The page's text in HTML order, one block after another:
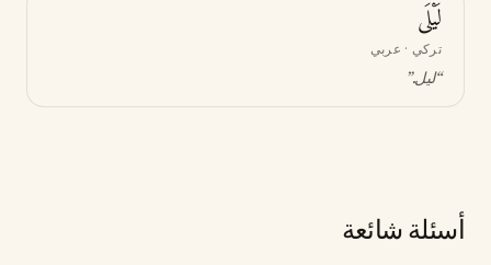
لَيْلَى
تركي · عربي
“ليل.”
أسئلة شائعة